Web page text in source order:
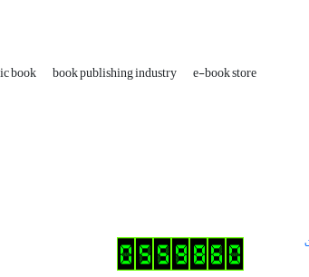
book book publishing industry e-book store